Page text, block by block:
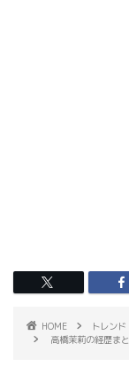
HOME
トレンド
高橋茉莉の経歴ま